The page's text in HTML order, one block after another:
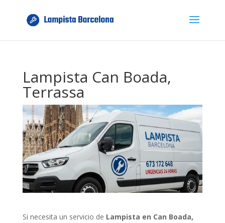
Lampista Can Boada,
Terrassa
Si necesita un servicio de Lampista en Can Boada,